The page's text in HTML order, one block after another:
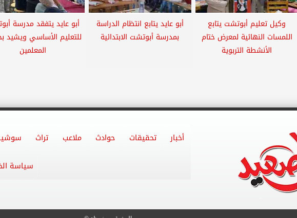
وكيل تعليم أبوتشت يتابع
اللمسات النهائية لمعرض ختام
الأنشطة التربوية
أبو عايد يتابع انتظام الدراسة
بمدرسة أبوتشت الابتدائية
أبو عايد يتفقد مدرسة
للتعليم الأساسي ويشيد
المعلمين
أخبار تحقيقات حوادث ملاعب تراث
سياسة